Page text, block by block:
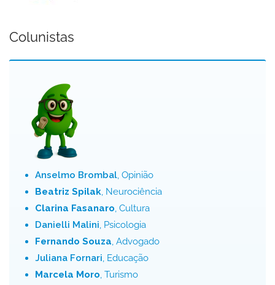
Colunistas
Anselmo Brombal, Opinião
Beatriz Spilak, Neurociência
Clarina Fasanaro, Cultura
Danielli Malini, Psicologia
Fernando Souza, Advogado
Juliana Fornari, Educação
Marcela Moro, Turismo